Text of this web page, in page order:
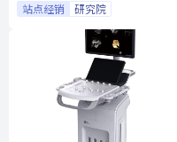
站点经销 研究院